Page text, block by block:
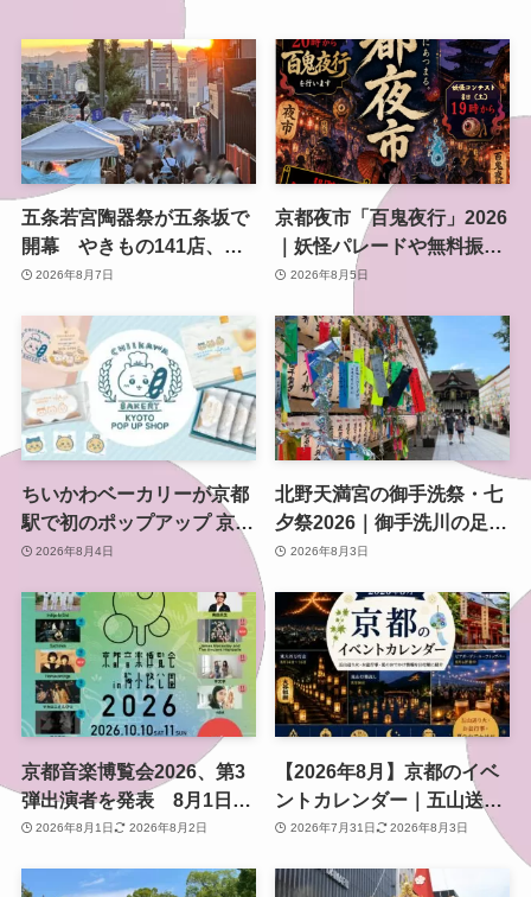
五条若宮陶器祭が五条坂で
開幕 やきもの141店、会
場は五条通の南側にも拡大
2026年8月7日
京都夜市「百鬼夜行」2026
｜妖怪パレードや無料振る
舞いを東本願寺前で開催
2026年8月5日
ちいかわベーカリーが京都
駅で初のポップアップ 京都
限定「ふわふわおたべキャ
2026年8月4日
北野天満宮の御手洗祭・七
夕祭2026｜御手洗川の足つ
け燈明神事で涼む夏の夜
2026年8月3日
京都音楽博覧会2026、第3
弾出演者を発表 8月1日か
らチケット2次プレオーダ
開催
2026年8月1日 2026年8月2日
【2026年8月】京都のイベ
ントカレンダー｜五山送り
火・お盆行事・夏のおでか
2026年7月31日 2026年8月3日